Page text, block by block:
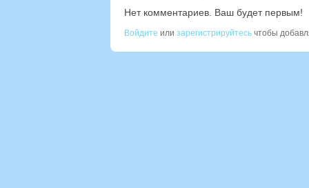
Нет комментариев. Ваш будет первым!
Войдите или зарегистрируйтесь чтобы